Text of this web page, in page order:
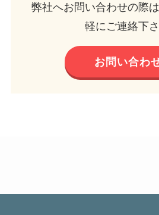
弊社へお問い合わせの際
軽にご連絡下さ
お問い合わ